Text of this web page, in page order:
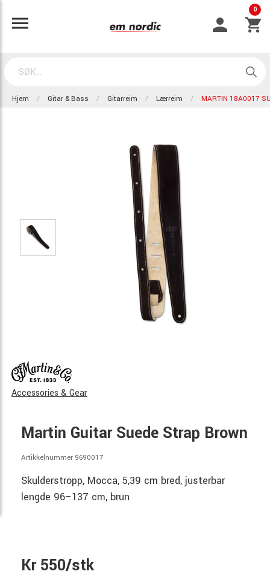
0
Hjem Gitar & Bass Gitarreim Lærreim MARTIN 18A0017
Accessories & Gear
Martin Guitar Suede Strap Brown
Artikkelnummer 9690017
Skulderstropp, Mocca, 5,39 cm bred, justerbar
lengde 96–137 cm, brun
Kr 550/stk